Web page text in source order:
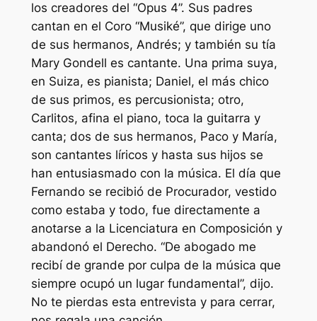
los creadores del “Opus 4”. Sus padres
cantan en el Coro “Musiké”, que dirige uno
de sus hermanos, Andrés; y también su tía
Mary Gondell es cantante. Una prima suya,
en Suiza, es pianista; Daniel, el más chico
de sus primos, es percusionista; otro,
Carlitos, afina el piano, toca la guitarra y
canta; dos de sus hermanos, Paco y María,
son cantantes líricos y hasta sus hijos se
han entusiasmado con la música. El día que
Fernando se recibió de Procurador, vestido
como estaba y todo, fue directamente a
anotarse a la Licenciatura en Composición y
abandonó el Derecho. “De abogado me
recibí de grande por culpa de la música que
siempre ocupó un lugar fundamental”, dijo.
No te pierdas esta entrevista y para cerrar,